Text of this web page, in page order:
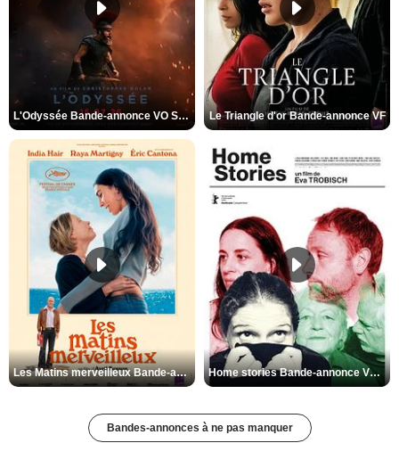
L'Odyssée Bande-annonce VO STFR Le Triangle d'or Bande-annonce VF
Les Matins merveilleux Bande-annonce VF Home stories Bande-annonce VO STFR
Bandes-annonces à ne pas manquer